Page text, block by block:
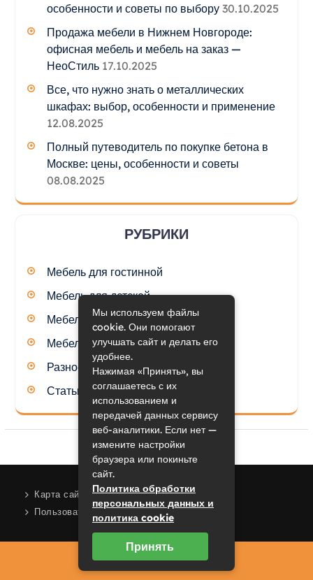
особенности и советы по выбору 30.10.2025
Продажа мебели в Нижнем Новгороде:
офисная мебель и мебель на заказ —
НеоСтиль 17.10.2025
Все, что нужно знать о металлических
шкафах: выбор, особенности и применение
12.08.2025
Полный путеводитель по покупке бетона в
Москве: цены, особенности и советы
08.08.2025
РУБРИКИ
Мебель для гостинной
Мебель для детской
Мебель для кухни
Мебель для спальни
Разное
Статьи
Карта сайта
Пользовательское соглашение
2023 © mrhide.ru
Мы используем файлы
cookie. Они помогают
улучшать сайт и делать его
удобнее.
Нажимая «Принять», вы
соглашаетесь с их
использованием и
передачей данных сервису
веб-аналитики. Если нет —
измените настройки
браузера или покиньте
сайт.
Политика обработки
персональных данных и
политика cookie
Принять